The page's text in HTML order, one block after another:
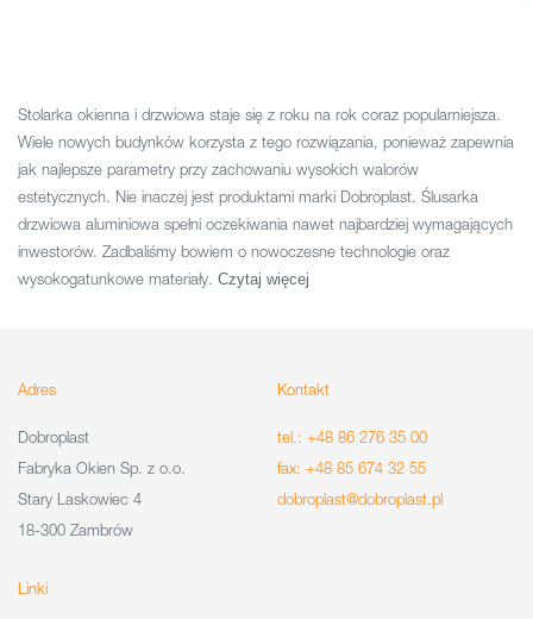
Stolarka okienna i drzwiowa staje się z roku na rok coraz popularniejsza.
Wiele nowych budynków korzysta z tego rozwiązania, ponieważ zapewnia
jak najlepsze parametry przy zachowaniu wysokich walorów
estetycznych. Nie inaczej jest produktami marki Dobroplast. Ślusarka
drzwiowa aluminiowa spełni oczekiwania nawet najbardziej wymagających
inwestorów. Zadbaliśmy bowiem o nowoczesne technologie oraz
wysokogatunkowe materiały. Czytaj więcej
Adres
Dobroplast
Fabryka Okien Sp. z o.o.
Stary Laskowiec 4
18-300 Zambrów
Kontakt
tel.: +48 86 276 35 00
fax: +48 85 674 32 55
dobroplast@dobroplast.pl
Linki